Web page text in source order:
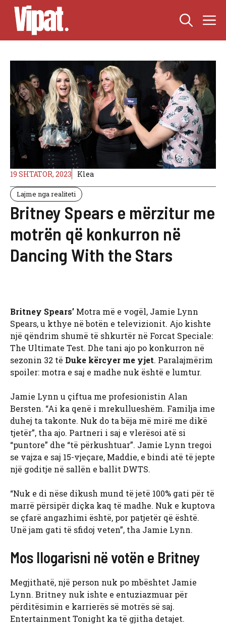
Skip
content
19 SHTATOR, 2023 Klea
Lajme nga realiteti
Britney Spears e mërzitur me
motrën që konkurron në
Dancing With the Stars
Britney Spears’ Motra më e vogël, Jamie Lynn
Spears, u kthye në botën e televizionit. Ajo kishte
një qëndrim shumë të shkurtër në Forcat Speciale:
The Ultimate Test. Dhe tani ajo po konkurron në
sezonin 32 të Duke kërcyer me yjet. Paralajmërim
spoiler: motra e saj e madhe nuk është e lumtur.
Jamie Lynn u çiftua me profesionistin Alan
Bersten. “Ai ka qenë i mrekullueshëm. Familja ime
duhej ta takonte. Nuk do ta bëja më mirë me dikë
tjetër”, tha ajo. Partneri i saj e vlerësoi atë si
“puntore” dhe “të përkushtuar”. Jamie Lynn tregoi
se vajza e saj 15-vjeçare, Maddie, e bindi atë të jepte
një goditje në sallën e ballit DWTS.
“Nuk e di nëse dikush mund të jetë 100% gati për të
marrë përsipër diçka kaq të madhe. Nuk e kuptova
se çfarë angazhimi është, por patjetër që është.
Unë jam gati të sfidoj veten”, tha Jamie Lynn.
Mos llogarisni në votën e Britney
Megjithatë, një person nuk po mbështet Jamie
Lynn. Britney nuk ishte e entuziazmuar për
përditësimin e karrierës së motrës së saj.
Entertainment Tonight ka të gjitha detajet.